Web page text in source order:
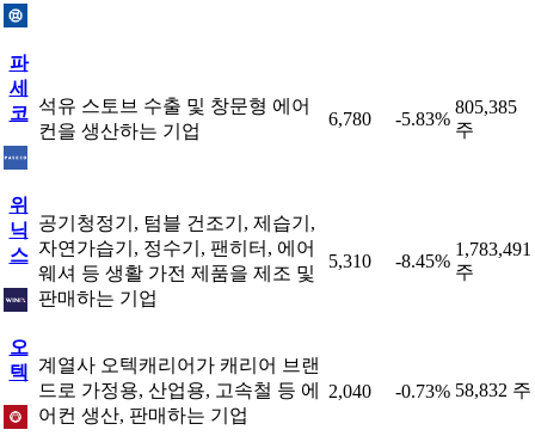
파
세
코 석유 스토브 수출 및 창문형 에어
컨을 생산하는 기업
6,780 -5.83%
805,385
주
위
닉
스
공기청정기, 텀블 건조기, 제습기,
자연가습기, 정수기, 팬히터, 에어
웨셔 등 생활 가전 제품을 제조 및
판매하는 기업
5,310 -8.45%
1,783,491
주
오
텍
계열사 오텍캐리어가 캐리어 브랜
드로 가정용, 산업용, 고속철 등 에
어컨 생산, 판매하는 기업
2,040 -0.73% 58,832 주